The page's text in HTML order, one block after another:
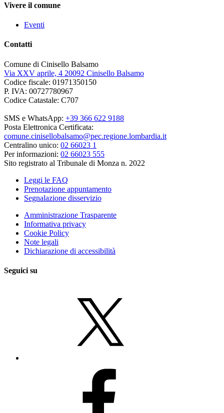
Vivere il comune
Eventi
Contatti
Comune di Cinisello Balsamo
Via XXV aprile, 4 20092 Cinisello Balsamo
Codice fiscale: 01971350150
P. IVA: 00727780967
Codice Catastale: C707
SMS e WhatsApp: +39 366 622 9188
Posta Elettronica Certificata:
comune.cinisellobalsamo@pec.regione.lombardia.it
Centralino unico: 02 66023 1
Per informazioni: 02 66023 555
Sito registrato al Tribunale di Monza n. 2022
Leggi le FAQ
Prenotazione appuntamento
Segnalazione disservizio
Amministrazione Trasparente
Informativa privacy
Cookie Policy
Note legali
Dichiarazione di accessibilità
Seguici su